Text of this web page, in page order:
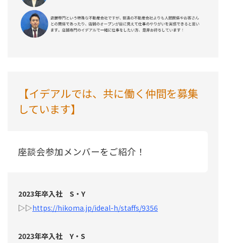
【イデアルでは、共に働く仲間を募集
しています】
座談会参加メンバーをご紹介！
2023年卒入社 S・Y
▷▷https://hikoma.jp/ideal-h/staffs/9356
2023年卒入社 Y・S